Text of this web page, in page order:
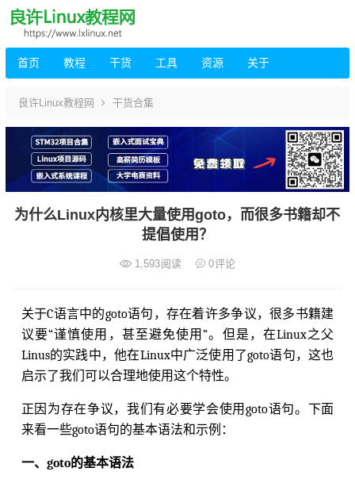
首页 教程 干货 工具 资源 关于
良许Linux教程网 干货合集
为什么Linux内核里大量使用goto，而很多书籍却不
提倡使用？
1,593阅读 0评论
关于C语言中的goto语句，存在着许多争议，很多书籍建
议要“谨慎使用，甚至避免使用”。但是，在Linux之父
Linus的实践中，他在Linux中广泛使用了goto语句，这也
启示了我们可以合理地使用这个特性。
正因为存在争议，我们有必要学会使用goto语句。下面
来看一些goto语句的基本语法和示例：
一、goto的基本语法